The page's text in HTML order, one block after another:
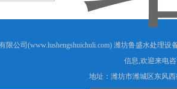
限公司(www.lushengshuichuli.com) 潍坊鲁盛水处理设
信息,欢迎来电
地址：潍坊市潍城区东风